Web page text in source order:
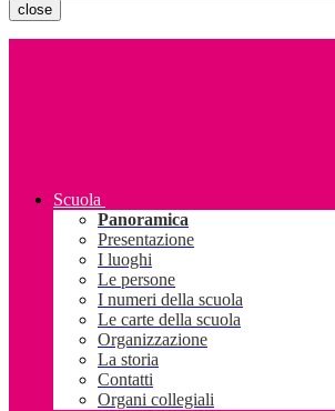
close
Scuola
Panoramica
Presentazione
I luoghi
Le persone
I numeri della scuola
Le carte della scuola
Organizzazione
La storia
Contatti
Organi collegiali